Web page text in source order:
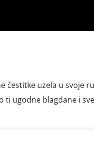
čestitke uzela u svoje
ugodne blagdane i